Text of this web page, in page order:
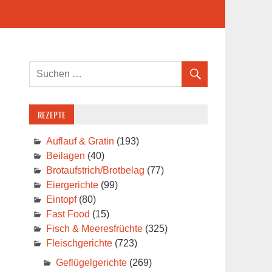
REZEPTE
Auflauf & Gratin (193)
Beilagen (40)
Brotaufstrich/Brotbelag (77)
Eiergerichte(99)
Eintopf(80)
Fast Food (15)
Fisch & Meeresfrüchte(325)
Fleischgerichte(723)
Geflügelgerichte(269)